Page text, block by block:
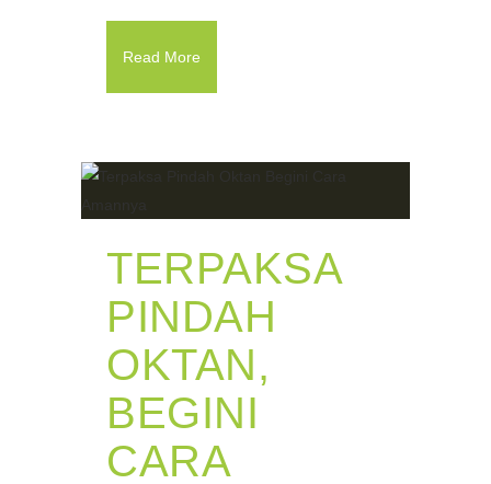
Read More
TERPAKSA
PINDAH
OKTAN,
BEGINI
CARA